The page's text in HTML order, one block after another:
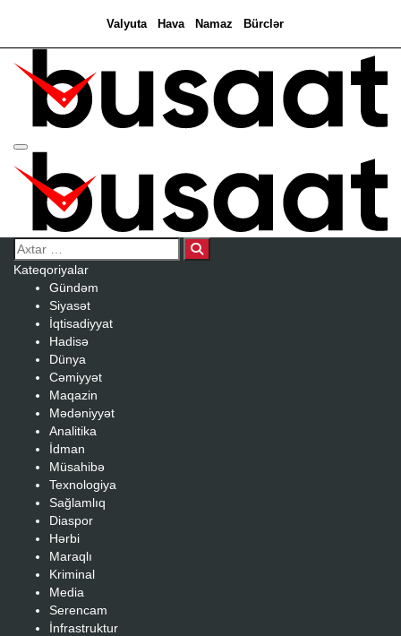
Valyuta Hava Namaz Bürclər
Search…
Kateqoriyalar
Gündəm
Siyasət
İqtisadiyyat
Hadisə
Dünya
Cəmiyyət
Maqazin
Mədəniyyət
Analitika
İdman
Müsahibə
Texnologiya
Sağlamlıq
Diaspor
Hərbi
Maraqlı
Kriminal
Media
Serencam
İnfrastruktur